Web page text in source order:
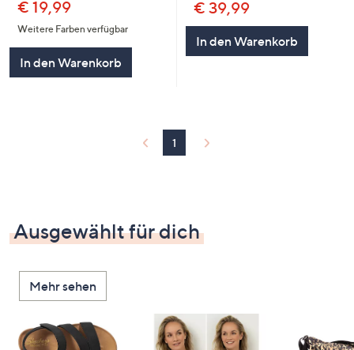
€ 19,99
Weitere Farben verfügbar
In den Warenkorb
€ 39,99
In den Warenkorb
1
Ausgewählt für dich
Mehr sehen